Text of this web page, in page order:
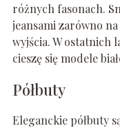
różnych fasonach.
jeansami zarówno
wyjścia. W ostatnich
cieszę się modele
Półbuty
Eleganckie półbuty